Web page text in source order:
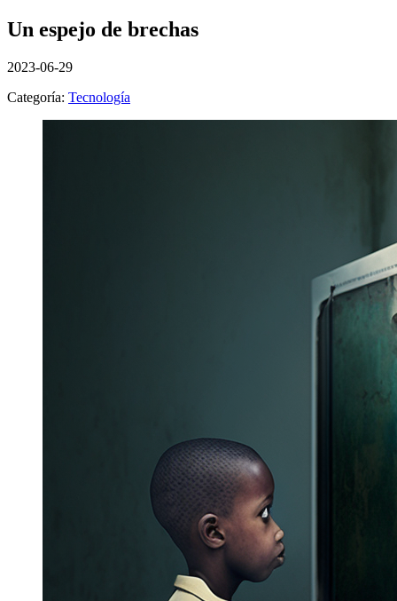
Un espejo de brechas
2023-06-29
Categoría: Tecnología